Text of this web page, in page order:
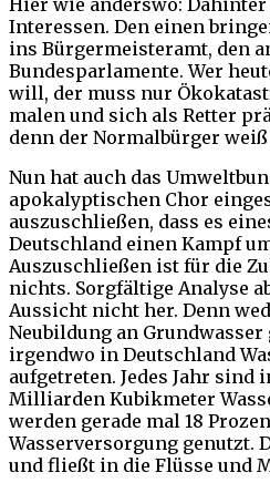
Hier wie anderswo:
Interessen. Den einen
ins Bürgermeisteramt, den
Bundesparlamente. Wer
will, der muss nur
malen und sich als Retter
denn der Normalbürger weiß
Nun hat auch das
apokalyptischen Chor
auszuschließen, dass es
Deutschland einen Kampf
Auszuschließen ist für die
nichts. Sorgfältige Analyse
Aussicht nicht her. Denn
Neubildung an
irgendwo in Deutschland
aufgetreten. Jedes Jahr sind
Milliarden Kubikmeter
werden gerade mal 18
Wasserversorgung genutzt.
und fließt in die Flüsse und